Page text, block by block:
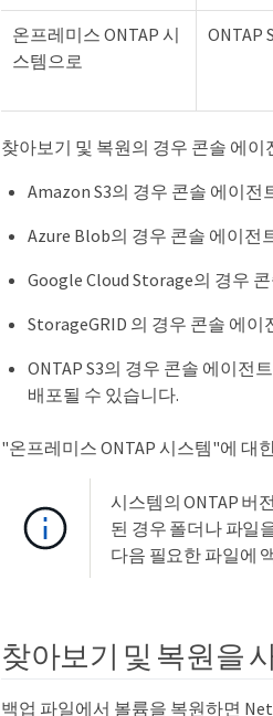
온프레미스 ONTAP 시
스템으로
ONTAP
찾아보기 및 복원의 경우 콘솔 에
Amazon S3의 경우 콘솔 에이전
Azure Blob의 경우 콘솔 에이전
Google Cloud Storage의 경우
StorageGRID 의 경우 콘솔 에
ONTAP S3의 ​​경우 콘솔 에이전
배포될 수 있습니다.
"온프레미스 ONTAP 시스템"에 대
시스템의 ONTAP 버
된 경우 폴더나 파일
다음 필요한 파일에
찾아보기 및 복원을
백업 파일에서 볼륨을 복원하면